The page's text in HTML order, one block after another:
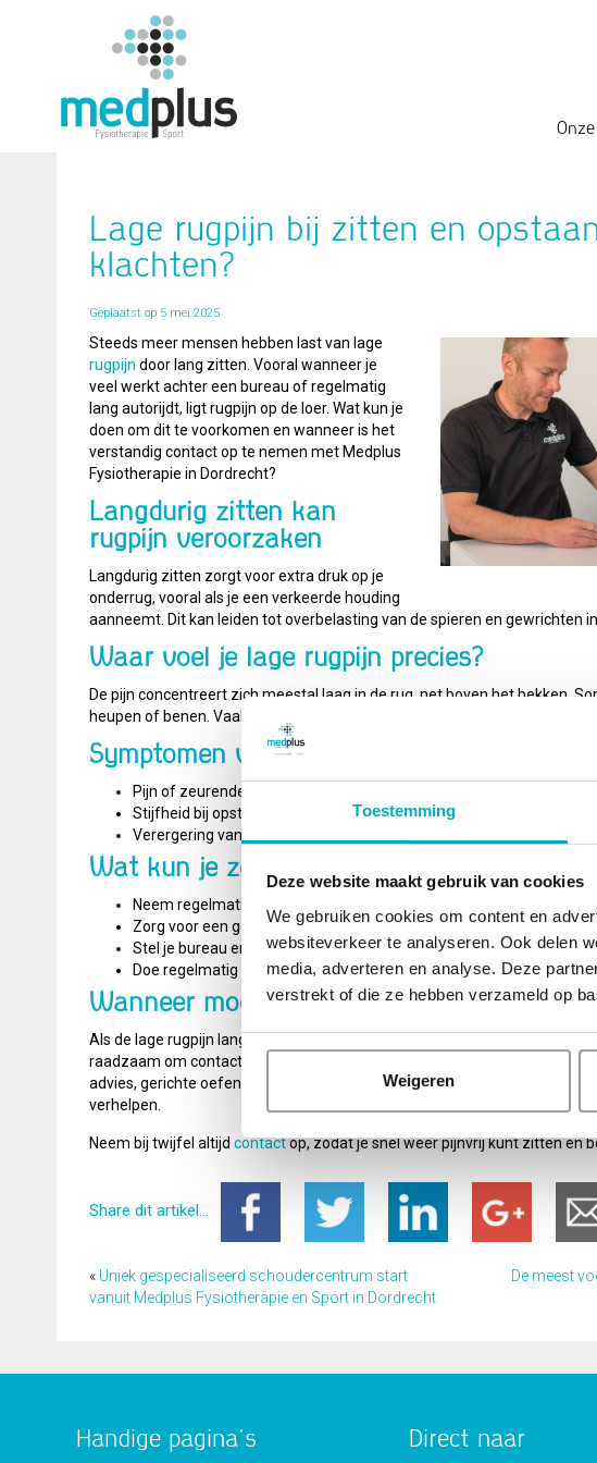
Toestemming
Deze website maakt gebruik van cookies
We gebruiken cookies om content en
websiteverkeer te analyseren. Ook delen
media, adverteren en analyse. Deze
verstrekt of die ze hebben verzameld op
Weigeren
Lage rugpijn bij zitten en
klachten?
Geplaatst op 5 mei 2025
Steeds meer mensen hebben last van lage
rugpijn door lang zitten. Vooral wanneer je
veel werkt achter een bureau of regelmatig
lang autorijdt, ligt rugpijn op de loer. Wat kun je
doen om dit te voorkomen en wanneer is het
verstandig contact op te nemen met Medplus
Fysiotherapie in Dordrecht?
Langdurig zitten kan
rugpijn veroorzaken
Langdurig zitten zorgt voor extra druk op je
onderrug, vooral als je een verkeerde houding
aanneemt. Dit kan leiden tot overbelasting van de spieren en gewrichten
Waar voel je lage rugpijn precies?
De pijn concentreert zich meestal laag in de rug, net boven het bekken.
heupen of benen. Vaak voel je een stijve of vermoeide rug die verergert bij
Symptomen van lage rugpijn door zitten
Pijn of zeurende klacht in de onderrug
Stijfheid bij opstaan na langdurig zitten
Verergering van klachten bij langdurig zitten of staan
Wat kun je zelf doen om lage rugpijn te
Neem regelmatig korte pauzes om even te bewegen of te staan.
Zorg voor een goede zithouding: voeten plat op de grond, kniehoek
Stel je bureau en stoel ergonomisch goed in.
Doe regelmatig oefeningen om je rug- en buikspieren sterk en
Wanneer moet je contact opnemen met
Als de lage rugpijn langer dan een week aanhoudt, heviger wordt of
raadzaam om contact op te nemen met een fysiotherapeut. Bij Medplus
advies, gerichte oefeningen en behandelingen op het gebied van
verhelpen.
Neem bij twijfel altijd contactop, zodat je snel weer pijnvrij kunt zitten en
Share dit artikel...
« Uniek gespecialiseerd schoudercentrum start
vanuit Medplus Fysiotherapie en Sport in Dordrecht
De meest
Handige pagina’s Direct naar